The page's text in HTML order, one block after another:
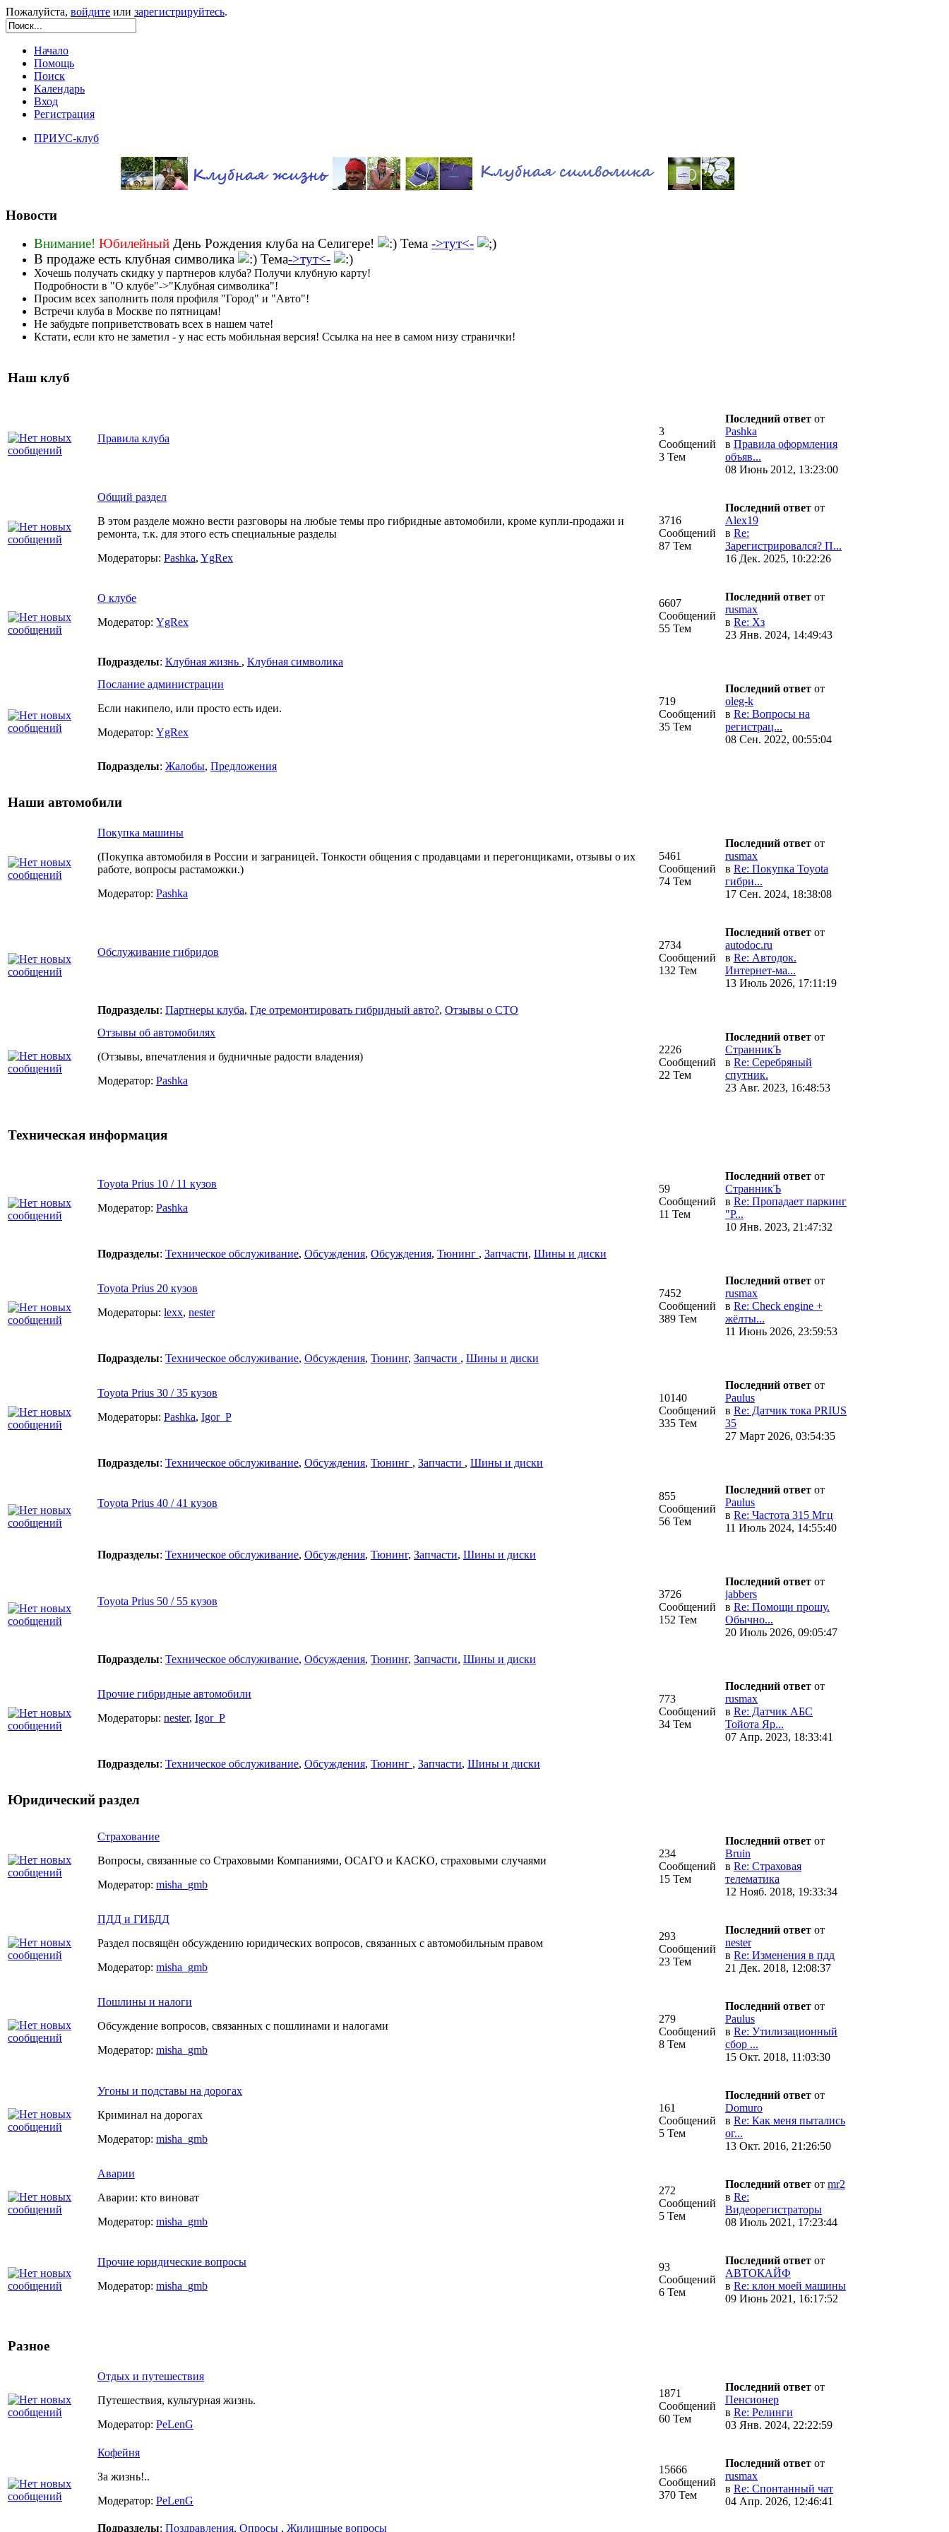
Пожалуйста, войдите или зарегистрируйтесь.
Начало
Помощь
Поиск
Календарь
Вход
Регистрация
ПРИУС-клуб
Новости
Внимание! Юбилейный День Рождения клуба на Селигере! Тема ->тут<-
В продаже есть клубная символика
Тема->тут<-
Хочешь получать скидку у партнеров клуба? Получи клубную карту!
Подробности в "О клубе"->"Клубная символика"!
Просим всех заполнить поля профиля "Город" и "Авто"!
Встречи клуба в Москве по пятницам!
Не забудьте поприветствовать всех в нашем чате!
Кстати, если кто не заметил - у нас есть мобильная версия! Ссылка на нее в самом низу странички!
Наш клуб
Правила клуба
3
Сообщений
3 Тем
Последний ответ от
Pashka
в Правила оформления
объяв...
08 Июнь 2012, 13:23:00
Общий раздел
В этом разделе можно вести разговоры на любые темы про гибридные автомобили, кроме купли-продажи и
ремонта, т.к. для этого есть специальные разделы
Модераторы: Pashka, YgRex
3716
Сообщений
87 Тем
Последний ответ от
Alex19
в Re:
Зарегистрировался? П...
16 Дек. 2025, 10:22:26
О клубе
Модератор: YgRex
6607
Сообщений
55 Тем
Последний ответ от
rusmax
в Re: Хз
23 Янв. 2024, 14:49:43
Подразделы: Клубная жизнь , Клубная символика
Послание администрации
Если накипело, или просто есть идеи.
Модератор: YgRex
719
Сообщений
35 Тем
Последний ответ от
oleg-k
в Re: Вопросы на
регистрац...
08 Сен. 2022, 00:55:04
Подразделы: Жалобы, Предложения
Наши автомобили
Покупка машины
(Покупка автомобиля в России и заграницей. Тонкости общения с продавцами и перегонщиками, отзывы о их
работе, вопросы растаможки.)
Модератор: Pashka
5461
Сообщений
74 Тем
Последний ответ от
rusmax
в Re: Покупка Toyota
гибри...
17 Сен. 2024, 18:38:08
Обслуживание гибридов
2734
Сообщений
132 Тем
Последний ответ от
autodoc.ru
в Re: Автодок.
Интернет-ма...
13 Июль 2026, 17:11:19
Подразделы: Партнеры клуба, Где отремонтировать гибридный авто?, Отзывы о СТО
Отзывы об автомобилях
(Отзывы, впечатления и будничные радости владения)
Модератор: Pashka
2226
Сообщений
22 Тем
Последний ответ от
CтранникЪ
в Re: Серебряный
спутник.
23 Авг. 2023, 16:48:53
Техническая информация
Toyota Prius 10 / 11 кузов
Модератор: Pashka
59
Сообщений
11 Тем
Последний ответ от
CтранникЪ
в Re: Пропадает паркинг
"Р...
10 Янв. 2023, 21:47:32
Подразделы: Техническое обслуживание, Обсуждения, Обсуждения, Тюнинг , Запчасти, Шины и диски
Toyota Prius 20 кузов
Модераторы: lexx, nester
7452
Сообщений
389 Тем
Последний ответ от
rusmax
в Re: Check engine +
жёлты...
11 Июнь 2026, 23:59:53
Подразделы: Техническое обслуживание, Обсуждения, Тюнинг, Запчасти , Шины и диски
Toyota Prius 30 / 35 кузов
Модераторы: Pashka, Igor_P
10140
Сообщений
335 Тем
Последний ответ от
Paulus
в Re: Датчик тока PRIUS
35
27 Март 2026, 03:54:35
Подразделы: Техническое обслуживание, Обсуждения, Тюнинг , Запчасти , Шины и диски
Toyota Prius 40 / 41 кузов
855
Сообщений
56 Тем
Последний ответ от
Paulus
в Re: Частота 315 Мгц
11 Июль 2024, 14:55:40
Подразделы: Техническое обслуживание, Обсуждения, Тюнинг, Запчасти, Шины и диски
Toyota Prius 50 / 55 кузов
3726
Сообщений
152 Тем
Последний ответ от
jabbers
в Re: Помощи прошу.
Обычно...
20 Июль 2026, 09:05:47
Подразделы: Техническое обслуживание, Обсуждения, Тюнинг, Запчасти, Шины и диски
Прочие гибридные автомобили
Модераторы: nester, Igor_P
773
Сообщений
34 Тем
Последний ответ от
rusmax
в Re: Датчик АБС
Тойота Яр...
07 Апр. 2023, 18:33:41
Подразделы: Техническое обслуживание, Обсуждения, Тюнинг , Запчасти, Шины и диски
Юридический раздел
Страхование
Вопросы, связанные со Страховыми Компаниями, ОСАГО и КАСКО, страховыми случаями
Модератор: misha_gmb
234
Сообщений
15 Тем
Последний ответ от
Bruin
в Re: Страховая
телематика
12 Нояб. 2018, 19:33:34
ПДД и ГИБДД
Раздел посвящён обсуждению юридических вопросов, связанных с автомобильным правом
Модератор: misha_gmb
293
Сообщений
23 Тем
Последний ответ от
nester
в Re: Изменения в пдд
21 Дек. 2018, 12:08:37
Пошлины и налоги
Обсуждение вопросов, связанных с пошлинами и налогами
Модератор: misha_gmb
279
Сообщений
8 Тем
Последний ответ от
Paulus
в Re: Утилизационный
сбор ...
15 Окт. 2018, 11:03:30
Угоны и подставы на дорогах
Криминал на дорогах
Модератор: misha_gmb
161
Сообщений
5 Тем
Последний ответ от
Domuro
в Re: Как меня пытались
ог...
13 Окт. 2016, 21:26:50
Аварии
Аварии: кто виноват
Модератор: misha_gmb
272
Сообщений
5 Тем
Последний ответ от mr2
в Re:
Видеорегистраторы
08 Июль 2021, 17:23:44
Прочие юридические вопросы
Модератор: misha_gmb
93
Сообщений
6 Тем
Последний ответ от
АВТОКАЙФ
в Re: клон моей машины
09 Июнь 2021, 16:17:52
Разное
Отдых и путешествия
Путешествия, культурная жизнь.
Модератор: PeLenG
1871
Сообщений
60 Тем
Последний ответ от
Пенсионер
в Re: Релинги
03 Янв. 2024, 22:22:59
Кофейня
За жизнь!..
Модератор: PeLenG
15666
Сообщений
370 Тем
Последний ответ от
rusmax
в Re: Спонтанный чат
04 Апр. 2026, 12:46:41
Подразделы: Поздравления, Опросы , Жилищные вопросы